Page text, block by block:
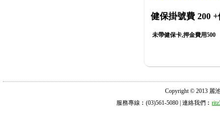
健保掛號費 200 +
未帶健保卡,押金費用500
Copyright © 2013 麗
服務專線︰(03)561-5080 | 連絡我們︰